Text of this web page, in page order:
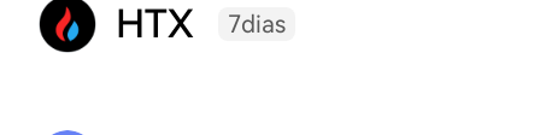
HTX 7dias